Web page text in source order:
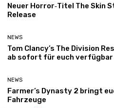
Neuer Horror‑Titel The Skin
Release
NEWS
Tom Clancy’s The Division
ab sofort für euch verfügbar
NEWS
Farmer’s Dynasty 2 bringt
Fahrzeuge